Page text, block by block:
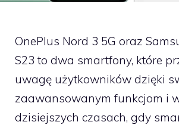
OnePlus Nord 3 5G oraz
S23 to dwa smartfony, które
uwagę użytkowników dzięki
zaawansowanym funkcjom i
dzisiejszych czasach, gdy